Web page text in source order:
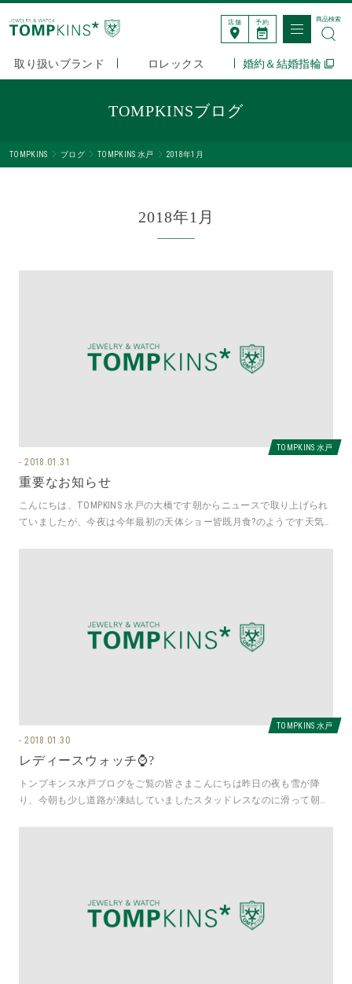
店舗 予約
取り扱いブランド ロレックス 婚約＆結婚指輪
商品検索
TOMPKINSブログ
TOMPKINS ブログ TOMPKINS 水戸 2018年1月
2018年1月
TOMPKINS 水戸
2018.01.31
重要なお知らせ
こんにちは、TOMPKINS 水戸の大橋です朝からニュースで取り上げられ
ていましたが、今夜は今年最初の天体ショー皆既月食?のようです天気
TOMPKINS 水戸
2018.01.30
レディースウォッチ⌚️?
トンプキンス水戸ブログをご覧の皆さまこんにちは昨日の夜も雪が降
り、今朝も少し道路が凍結していましたスタッドレスなのに滑って朝か